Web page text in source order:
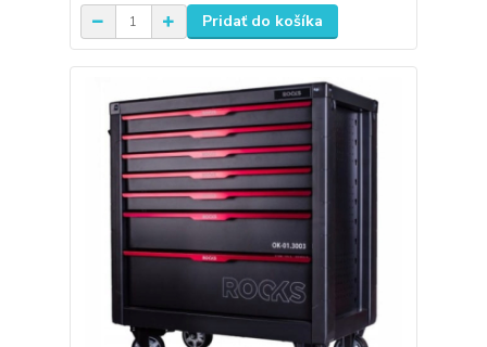
Pridať do košíka